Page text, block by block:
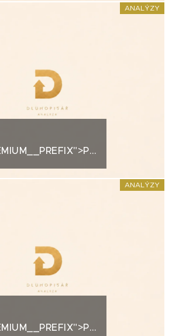
ANALÝZY
ANALÝZY